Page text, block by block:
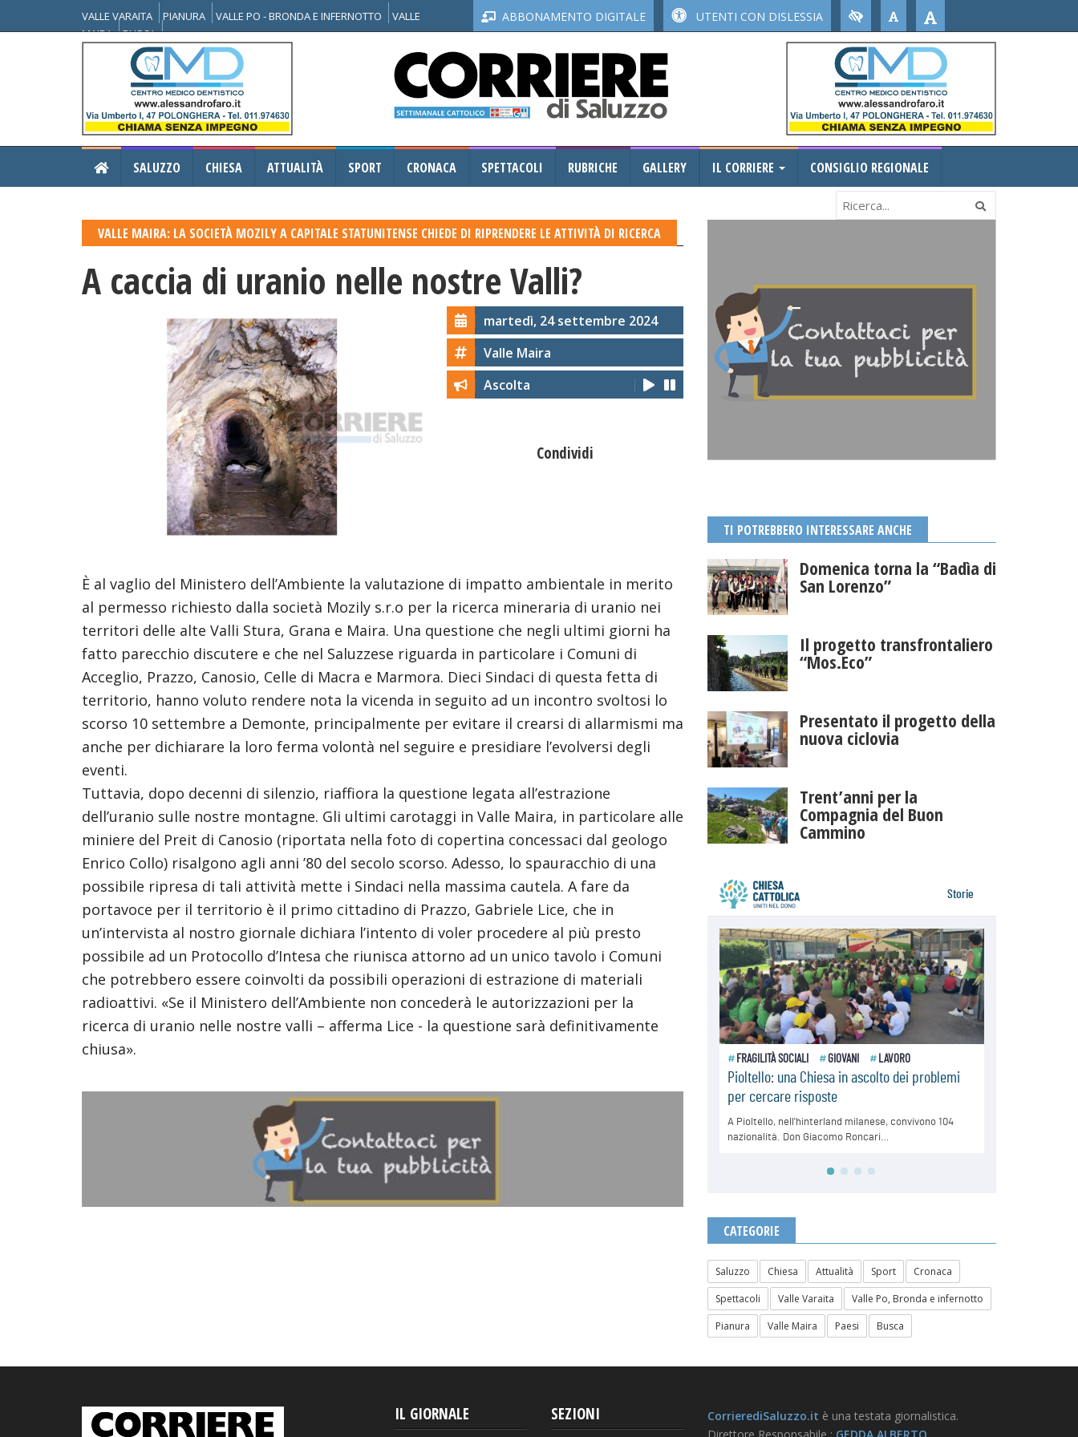
VALLE VARAITA PIANURA VALLE PO - BRONDA E INFERNOTTO
VALLE
MAIRA
BUSCA
ABBONAMENTO DIGITALE UTENTI CON DISLESSIA
SALUZZO CHIESA ATTUALITÀ SPORT CRONACA SPETTACOLI RUBRICHE GALLERY IL CORRIERE CONSIGLIO REGIONALE
VALLE MAIRA: LA SOCIETÀ MOZILY A CAPITALE STATUNITENSE CHIEDE DI RIPRENDERE LE ATTIVITÀ DI RICERCA
A caccia di uranio nelle nostre Valli?
martedì, 24 settembre 2024
Valle Maira
Ascolta
Condividi
È al vaglio del Ministero dell’Ambiente la valutazione di impatto ambientale in merito
al permesso richiesto dalla società Mozily s.r.o per la ricerca mineraria di uranio nei
territori delle alte Valli Stura, Grana e Maira. Una questione che negli ultimi giorni ha
fatto parecchio discutere e che nel Saluzzese riguarda in particolare i Comuni di
Acceglio, Prazzo, Canosio, Celle di Macra e Marmora. Dieci Sindaci di questa fetta di
territorio, hanno voluto rendere nota la vicenda in seguito ad un incontro svoltosi lo
scorso 10 settembre a Demonte, principalmente per evitare il crearsi di allarmismi ma
anche per dichiarare la loro ferma volontà nel seguire e presidiare l’evolversi degli
eventi.
Tuttavia, dopo decenni di silenzio, riaffiora la questione legata all’estrazione
dell’uranio sulle nostre montagne. Gli ultimi carotaggi in Valle Maira, in particolare alle
miniere del Preit di Canosio (riportata nella foto di copertina concessaci dal geologo
Enrico Collo) risalgono agli anni ’80 del secolo scorso. Adesso, lo spauracchio di una
possibile ripresa di tali attività mette i Sindaci nella massima cautela. A fare da
portavoce per il territorio è il primo cittadino di Prazzo, Gabriele Lice, che in
un’intervista al nostro giornale dichiara l’intento di voler procedere al più presto
possibile ad un Protocollo d’Intesa che riunisca attorno ad un unico tavolo i Comuni
che potrebbero essere coinvolti da possibili operazioni di estrazione di materiali
radioattivi. «Se il Ministero dell’Ambiente non concederà le autorizzazioni per la
ricerca di uranio nelle nostre valli – afferma Lice - la questione sarà definitivamente
chiusa».
TI POTREBBERO INTERESSARE ANCHE
Domenica torna la “Badìa di
San Lorenzo”
Il progetto transfrontaliero
“Mos.Eco”
Presentato il progetto della
nuova ciclovia
Trent’anni per la
Compagnia del Buon
Cammino
CATEGORIE
Saluzzo Chiesa Attualità Sport
Cronaca
Spettacoli
Valle Varaita
Valle Po, Bronda e infernotto
Pianura
Valle Maira Paesi Busca
IL GIORNALE SEZIONI CorrierediSaluzzo.it è una testata giornalistica.